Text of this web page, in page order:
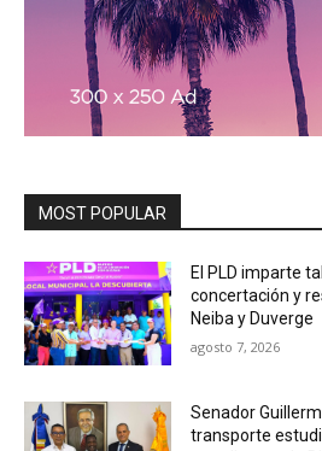
MOST POPULAR
El PLD imparte
concertación y
Neiba y Duverge
agosto 7, 2026
Senador
transporte